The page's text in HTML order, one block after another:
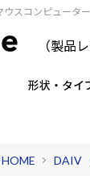
スコンピューター
（製品
形状・タイ
DAIV